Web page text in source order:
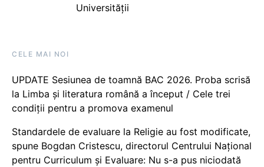
Universității
CELE MAI NOI
UPDATE Sesiunea de toamnă BAC 2026. Proba scrisă
la Limba și literatura română a început / Cele trei
condiții pentru a promova examenul
Standardele de evaluare la Religie au fost modificate,
spune Bogdan Cristescu, directorul Centrului Național
pentru Curriculum și Evaluare: Nu s-a pus niciodată